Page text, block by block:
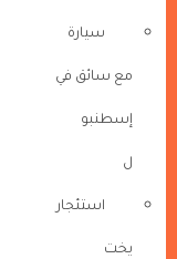
سيارة
مع سائق في
إسطنبو
ل
استئجار
يخت